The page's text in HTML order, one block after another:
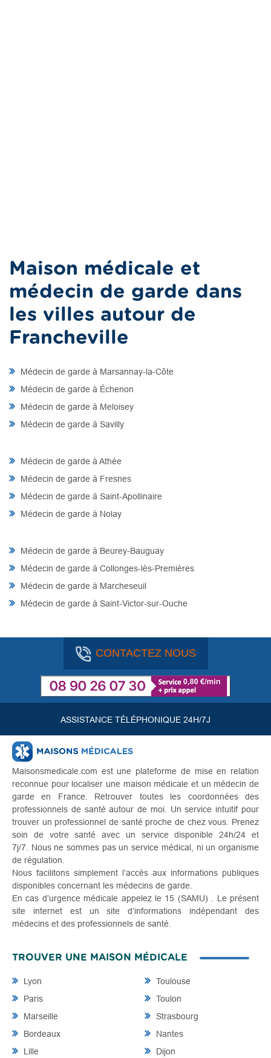
Maison médicale et
médecin de garde dans
les villes autour de
Francheville
Médecin de garde à Marsannay-la-Côte
Médecin de garde à Échenon
Médecin de garde à Meloisey
Médecin de garde à Savilly
Médecin de garde à Athée
Médecin de garde à Fresnes
Médecin de garde à Saint-Apollinaire
Médecin de garde à Nolay
Médecin de garde à Beurey-Bauguay
Médecin de garde à Collonges-lès-Premières
Médecin de garde à Marcheseuil
Médecin de garde à Saint-Victor-sur-Ouche
CONTACTEZ NOUS
ASSISTANCE TÉLÉPHONIQUE 24H/7J
Maisonsmedicale.com est une plateforme de mise en relation
reconnue pour localiser une maison médicale et un médecin de
garde en France. Retrouver toutes les coordonnées des
professionnels de santé autour de moi. Un service intuitif pour
trouver un professionnel de santé proche de chez vous. Prenez
soin de votre santé avec un service disponible 24h/24 et
7j/7. Nous ne sommes pas un service médical, ni un organisme
de régulation.
Nous facilitons simplement l’accès aux informations publiques
disponibles concernant les médecins de garde.
En cas d’urgence médicale appelez le 15 (SAMU) . Le présent
site internet est un site d’informations indépendant des
médecins et des professionnels de santé.
TROUVER UNE MAISON MÉDICALE
Lyon
Paris
Marseille
Bordeaux
Lille
Toulouse
Toulon
Strasbourg
Nantes
Dijon